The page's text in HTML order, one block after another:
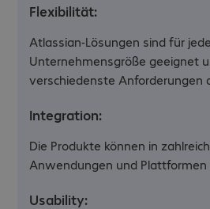
Flexibilität:
Atlassian-Lösungen sind für jede
Unternehmensgröße geeignet
verschiedenste Anforderungen
Integration:
Die Produkte können in
Anwendungen und
Usability: